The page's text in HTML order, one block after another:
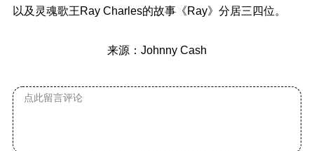
以及灵魂歌王Ray Charles的故事《Ray》分居三四位。
来源：Johnny Cash